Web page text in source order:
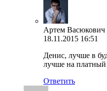
Артем Васюкович
18.11.2015 16:51
Денис, лучше в
лучше на
Ответить